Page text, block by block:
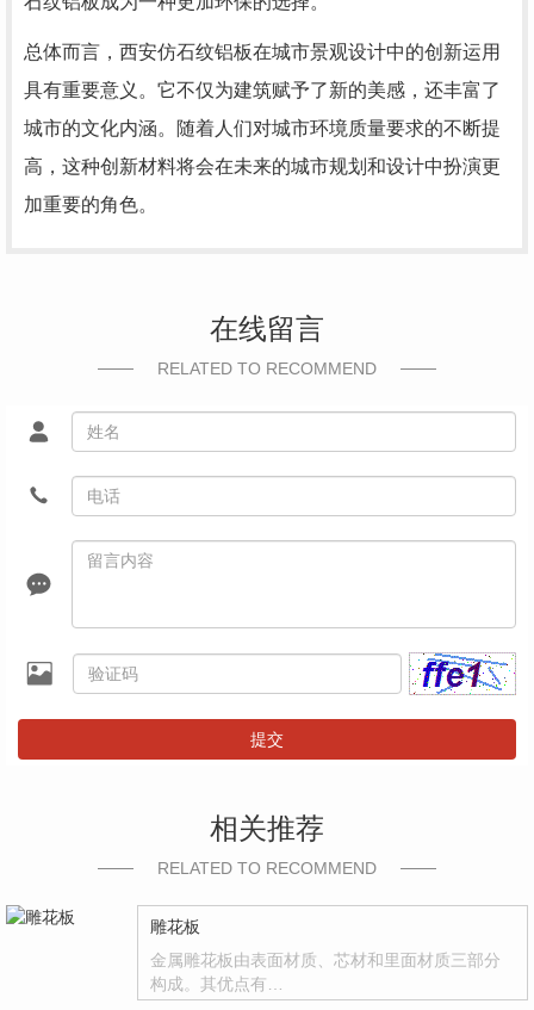
总体而言，西安仿石纹铝板在城市景观设计中的创新运用
具有重要意义。它不仅为建筑赋予了新的美感，还丰富了
城市的文化内涵。随着人们对城市环境质量要求的不断提
高，这种创新材料将会在未来的城市规划和设计中扮演更
加重要的角色。
在线留言
RELATED TO RECOMMEND
提交
相关推荐
RELATED TO RECOMMEND
雕花板
金属雕花板由表面材质、芯材和里面材质三部分
构成。其优点有…